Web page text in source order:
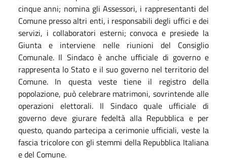
cinque anni; nomina gli Assessori, i rappresentanti del
Comune presso altri enti, i responsabili degli uffici e dei
servizi, i collaboratori esterni; convoca e presiede la
Giunta e interviene nelle riunioni del Consiglio
Comunale. Il Sindaco è anche ufficiale di governo e
rappresenta lo Stato e il suo governo nel territorio del
Comune. In questa veste tiene il registro della
popolazione, può celebrare matrimoni, sovrintende alle
operazioni elettorali. Il Sindaco quale ufficiale di
governo deve giurare fedeltà alla Repubblica e per
questo, quando partecipa a cerimonie ufficiali, veste la
fascia tricolore con gli stemmi della Repubblica Italiana
e del Comune.